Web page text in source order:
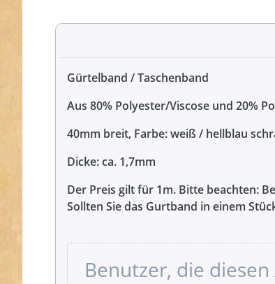
Gürtelband / Taschenband
Aus 80% Polyester/Viscose und 20%
40mm breit, Farbe: weiß / hellblau
Dicke: ca. 1,7mm
Der Preis gilt für 1m. Bitte beachten:
Sollten Sie das Gurtband in einem
Benutzer, die